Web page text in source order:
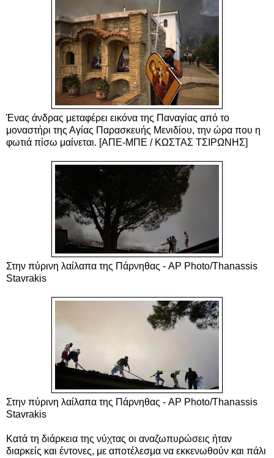
Ένας άνδρας μεταφέρει εικόνα της Παναγίας από το
μοναστήρι της Αγίας Παρασκευής Μενιδίου, την ώρα που η
φωτιά πίσω μαίνεται. [ΑΠΕ-ΜΠΕ / ΚΩΣΤΑΣ ΤΣΙΡΩΝΗΣ]
Στην πύρινη λαίλαπα της Πάρνηθας - AP Photo/Thanassis
Stavrakis
Στην πύρινη λαίλαπα της Πάρνηθας - AP Photo/Thanassis
Stavrakis
Κατά τη διάρκεια της νύχτας οι αναζωπυρώσεις ήταν
διαρκείς και έντονες, με αποτέλεσμα να εκκενωθούν και πάλι